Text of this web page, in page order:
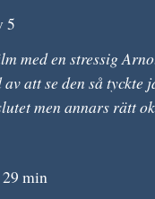
5
med en stressig
av att se den så
men annars rätt
min